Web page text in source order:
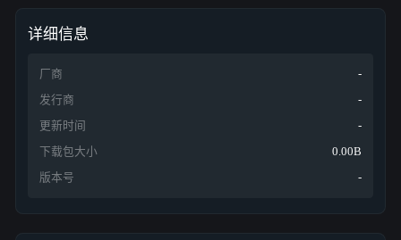
详细信息
厂商 -
发行商 -
更新时间 -
下载包大小 0.00B
版本号 -